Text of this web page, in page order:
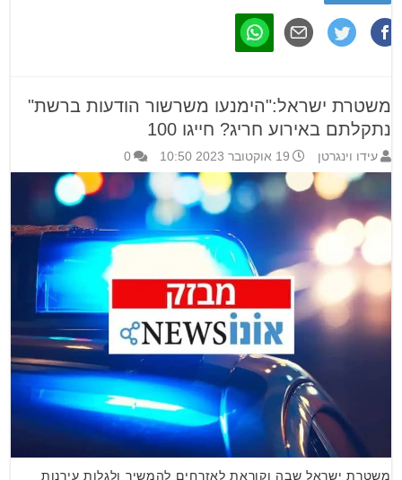
משטרת ישראל:"הימנעו משרשור הודעות ברשת"
נתקלתם באירוע חריג? חייגו 100
עידו וינגרטן 19 אוקטובר 2023 10:50 0
משטרת ישראל שבה וקוראת לאזרחים להמשיך ולגלות עירנות